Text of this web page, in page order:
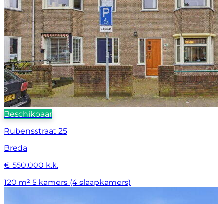
Beschikbaar
Rubensstraat 25
Breda
€ 550.000 k.k.
120 m² 5 kamers (4 slaapkamers)